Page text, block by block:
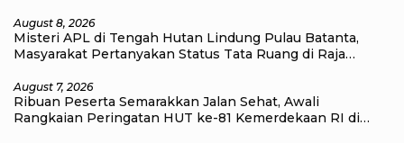
August 8, 2026
Misteri APL di Tengah Hutan Lindung Pulau Batanta,
Masyarakat Pertanyakan Status Tata Ruang di Raja
August 7, 2026
Ribuan Peserta Semarakkan Jalan Sehat, Awali
Rangkaian Peringatan HUT ke-81 Kemerdekaan RI di